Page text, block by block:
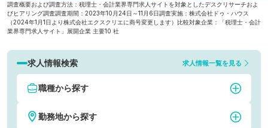
調査概要および調査方法：税理士・会計業界専門求人サイトを対象としたデスクリサーチおよ
びヒアリング調査調査期間：2023年10月24日～11月6日調査実施：株式会社ドゥ・ハウス
（2024年1月1日より株式会社エクスクリエに商号変更します） 比較対象企業：「税理士・会計
業界専門求人サイト」展開企業 主要10 社
求人情報検索 求人情報一覧を見る
職種から探す
税理士・税務
勤務地から探す